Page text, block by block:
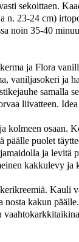
sekoittaen.
n. 23-24 cm)
noin 35-40
ja Flora
vaniljasokeri ja
samalla
liivatteen. Idea
kolmeen osaan.
päälle puolet
ja levitä
kakkulevy ja
Kauli
kakun